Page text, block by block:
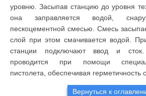
уровню. Засыпав станцию до уровня
она заправляется водой,
пескоцементной смесью. Смесь
слой при этом смачивается водой.
станции подключают ввод и сток.
проводится при помощи
пистолета, обеспечивая герметичность
Вернуться к